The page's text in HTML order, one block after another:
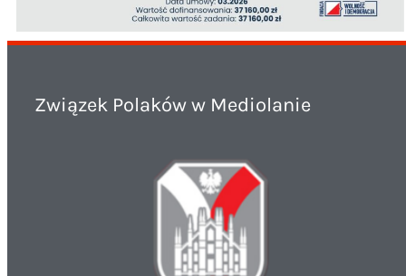
Związek Polaków w Mediolanie